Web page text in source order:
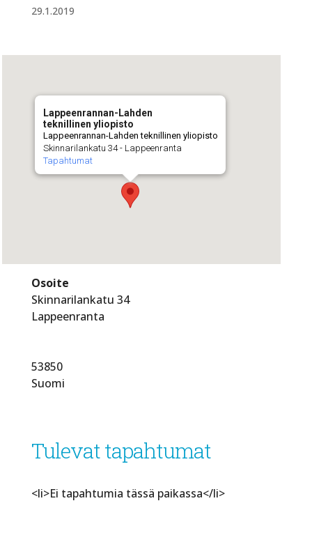
29.1.2019
Lappeenrannan-Lahden
teknillinen yliopisto
Lappeenrannan-Lahden teknillinen yliopisto
Skinnarilankatu 34 - Lappeenranta
Tapahtumat
Osoite
Skinnarilankatu 34
Lappeenranta
53850
Suomi
Tulevat tapahtumat
<li>Ei tapahtumia tässä paikassa</li>